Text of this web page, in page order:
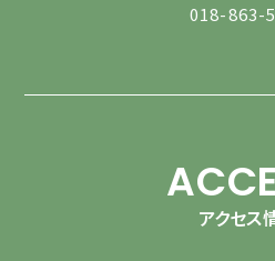
018-863-
アクセス